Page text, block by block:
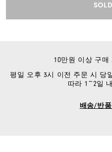
10만원 이상 구매
평일 오후 3시 이전 주문 시 당
따라 1~2일
배송/반